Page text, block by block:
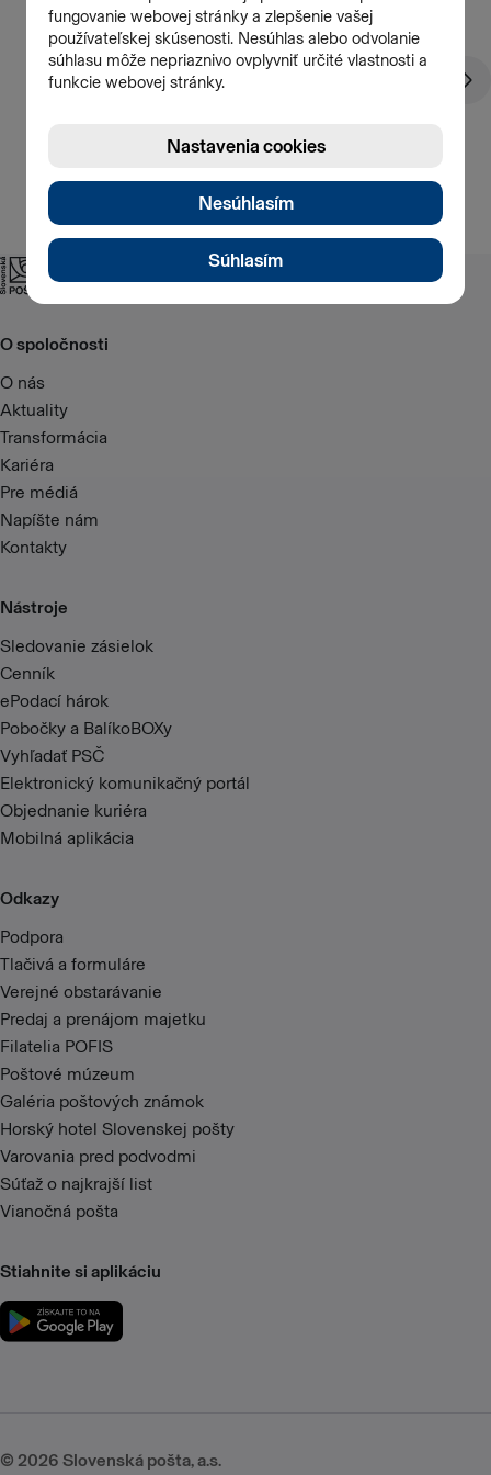
O spoločnosti
O nás
Aktuality
Transformácia
Kariéra
Pre médiá
Napíšte nám
Kontakty
Nástroje
Sledovanie zásielok
Cenník
ePodací hárok
Pobočky a BalíkoBOXy
Vyhľadať PSČ
Elektronický komunikačný portál
Objednanie kuriéra
Mobilná aplikácia
Odkazy
Podpora
Tlačivá a formuláre
Verejné obstarávanie
Predaj a prenájom majetku
Filatelia POFIS
Poštové múzeum
Galéria poštových známok
Horský hotel Slovenskej pošty
Varovania pred podvodmi
Súťaž o najkrajší list
Vianočná pošta
Stiahnite si aplikáciu
© 2026 Slovenská pošta, a.s.